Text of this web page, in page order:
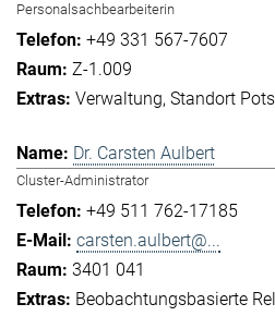
Personalsachbearbeiterin
+49 331 567-7607
Z-1.009
Verwaltung Standort
Dr. Carsten Aulbert
Cluster-Administrator
+49 511 762-17185
carsten.aulbert@...
3401 041
Beobachtungsbasierte